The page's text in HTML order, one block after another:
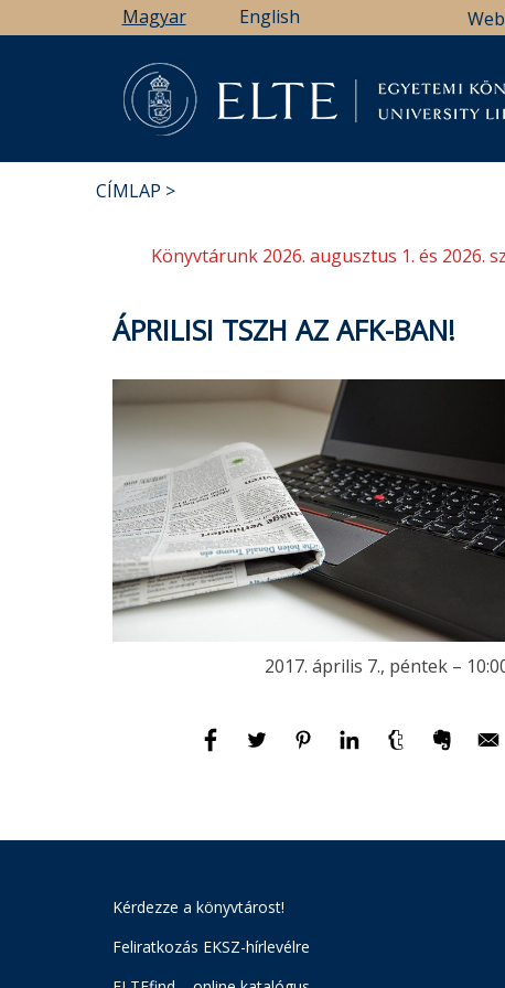
a
Magyar English
CÍMLAP
Könyvtárunk 2026. augusztus 1. és 2026.
ÁPRILISI TSZH AZ AFK-BAN!
2017. április 7., péntek –
Kérdezze a könyvtárost!
Feliratkozás EKSZ-hírlevélre